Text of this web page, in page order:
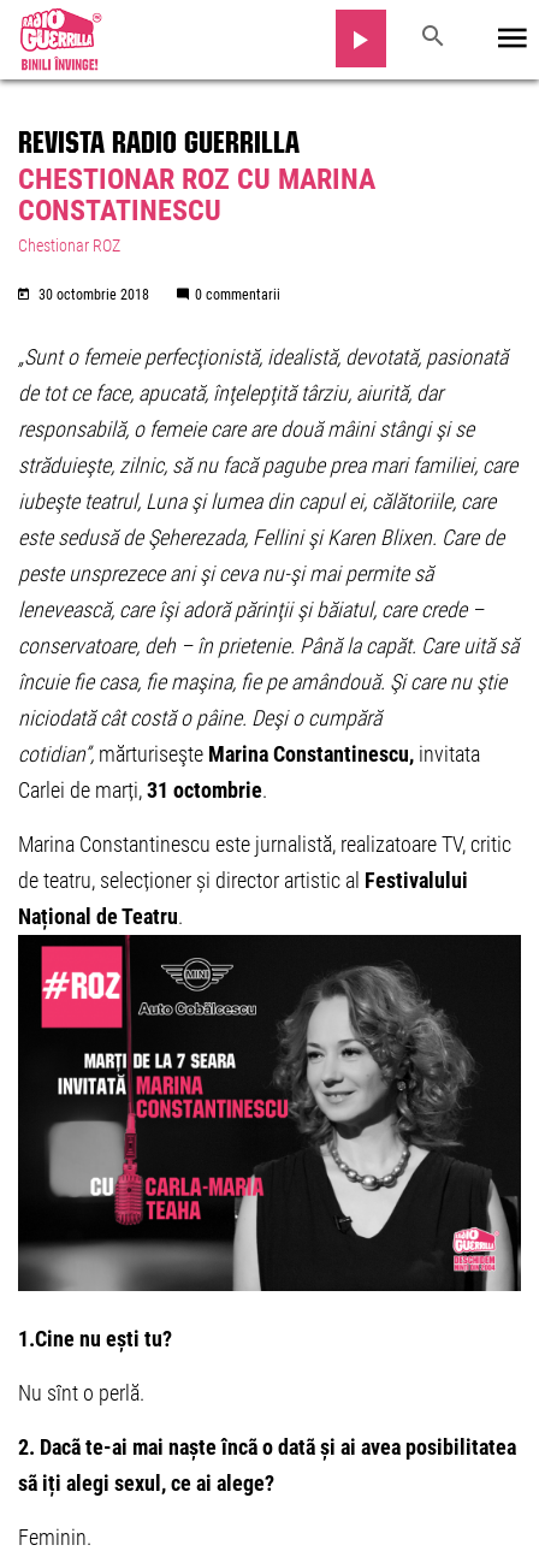
REVISTA RADIO GUERRILLA
CHESTIONAR ROZ CU MARINA
CONSTATINESCU
Chestionar ROZ
30 octombrie 2018 0 commentarii
„Sunt o femeie perfecţionistă, idealistă, devotată, pasionată
de tot ce face, apucată, înţelepţită târziu, aiurită, dar
responsabilă, o femeie care are două mâini stângi şi se
străduieşte, zilnic, să nu facă pagube prea mari familiei, care
iubeşte teatrul, Luna şi lumea din capul ei, călătoriile, care
este sedusă de Şeherezada, Fellini şi Karen Blixen. Care de
peste unsprezece ani şi ceva nu-şi mai permite să
lenevească, care îşi adoră părinţii şi băiatul, care crede –
conservatoare, deh – în prietenie. Până la capăt. Care uită să
încuie fie casa, fie maşina, fie pe amândouă. Şi care nu ştie
niciodată cât costă o pâine. Deşi o cumpără
cotidian”, mărturiseşte Marina Constantinescu, invitata
Carlei de marți,31 octombrie.
Marina Constantinescu este jurnalistă, realizatoare TV, critic
de teatru, selecționer și director artistic al Festivalului
Național de Teatru.
1.Cine nu ești tu?
Nu sînt o perlă.
2. Dacã te-ai mai naște încã o datã și ai avea posibilitatea
sã iți alegi sexul, ce ai alege?
Feminin.